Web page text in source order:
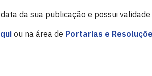
da sua publicação e possui
ou na área de Portarias e